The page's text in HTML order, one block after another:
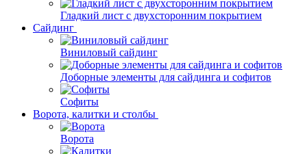
Гладкий лист с двухсторонним покрытием
Сайдинг
Виниловый сайдинг
Доборные элементы для сайдинга и софитов
Софиты
Ворота, калитки и столбы
Ворота